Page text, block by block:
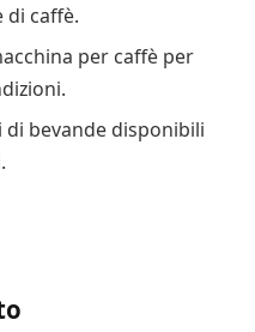
caffè.
per caffè per
di bevande disponibili